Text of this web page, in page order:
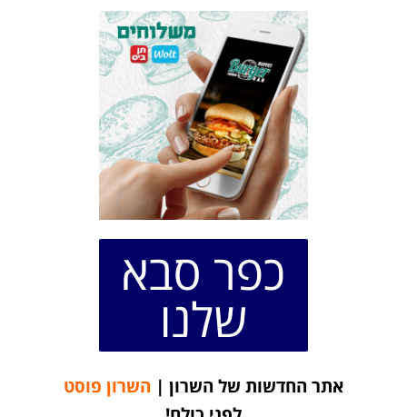
כפר סבא
שלנו
אתר החדשות של השרון | השרון פוסט